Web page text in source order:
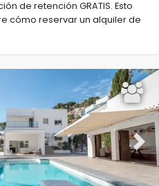
de retención GRATIS. Esto
cómo reservar un alquiler de
Next